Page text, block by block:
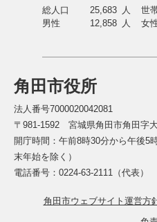
角田市役所
法人番号7000020042081
〒981-1592 宮城県角田市角田字
開庁時間：午前8時30分から午後5
末年始を除く）
電話番号：0224-63-2111（代表）
角田市ウェブサイト運営方
総人口
25,683 人 世
男性
12,858 人 女